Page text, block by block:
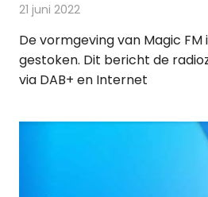
21 juni 2022
De vormgeving van Magic FM
gestoken. Dit bericht de
via DAB+ en Internet